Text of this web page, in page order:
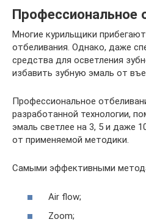
Профессиональное
Многие курильщики
отбеливания. Однако, даже
средства для осветления
избавить зубную эмаль от
Профессиональное
разработанной технологии,
эмаль светлее на 3, 5 и даже
от применяемой методики.
Самыми эффективными
Air flow;
Zoom;